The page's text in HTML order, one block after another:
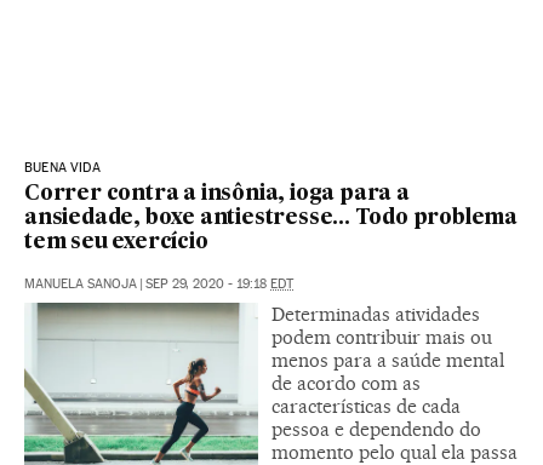
BUENA VIDA
Correr contra a insônia, ioga para a
ansiedade, boxe antiestresse... Todo problema
tem seu exercício
MANUELA SANOJA | SEP 29, 2020 - 19:18 EDT
Determinadas atividades
podem contribuir mais ou
menos para a saúde mental
de acordo com as
características de cada
pessoa e dependendo do
momento pelo qual ela passa